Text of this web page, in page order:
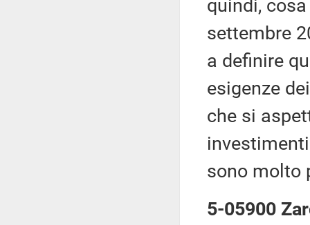
quindi,
settembre
a definire
esigenze
che si
sono molto
5-05900